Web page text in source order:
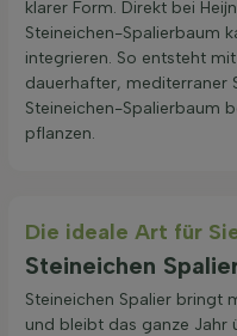
klarer Form. Direkt bei
Steineichen-Spalierbaum
integrieren. So entsteht
dauerhafter, mediterraner
Steineichen-Spalierbaum
pflanzen.
Die ideale Art für
Steineichen
Steineichen Spalier bringt
und bleibt das ganze Jahr